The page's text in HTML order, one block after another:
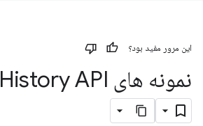
این مرور مفید بود؟
نمونه های Version History API